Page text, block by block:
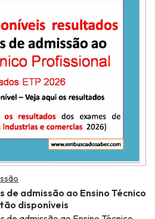
de admissão ao Ensino Técnico
disponíveis